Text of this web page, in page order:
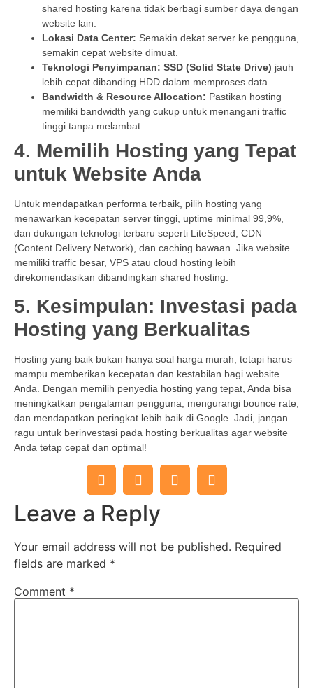
shared hosting karena tidak berbagi sumber daya dengan
website lain.
Lokasi Data Center: Semakin dekat server ke pengguna,
semakin cepat website dimuat.
Teknologi Penyimpanan: SSD (Solid State Drive) jauh
lebih cepat dibanding HDD dalam memproses data.
Bandwidth & Resource Allocation: Pastikan hosting
memiliki bandwidth yang cukup untuk menangani traffic
tinggi tanpa melambat.
4. Memilih Hosting yang Tepat
untuk Website Anda
Untuk mendapatkan performa terbaik, pilih hosting yang
menawarkan kecepatan server tinggi, uptime minimal 99,9%,
dan dukungan teknologi terbaru seperti LiteSpeed, CDN
(Content Delivery Network), dan caching bawaan. Jika website
memiliki traffic besar, VPS atau cloud hosting lebih
direkomendasikan dibandingkan shared hosting.
5. Kesimpulan: Investasi pada
Hosting yang Berkualitas
Hosting yang baik bukan hanya soal harga murah, tetapi harus
mampu memberikan kecepatan dan kestabilan bagi website
Anda. Dengan memilih penyedia hosting yang tepat, Anda bisa
meningkatkan pengalaman pengguna, mengurangi bounce rate,
dan mendapatkan peringkat lebih baik di Google. Jadi, jangan
ragu untuk berinvestasi pada hosting berkualitas agar website
Anda tetap cepat dan optimal!
Leave a Reply
Your email address will not be published. Required
fields are marked *
Comment *